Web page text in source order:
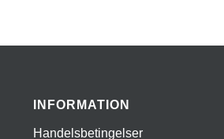
INFORMATION
Handelsbetingelser